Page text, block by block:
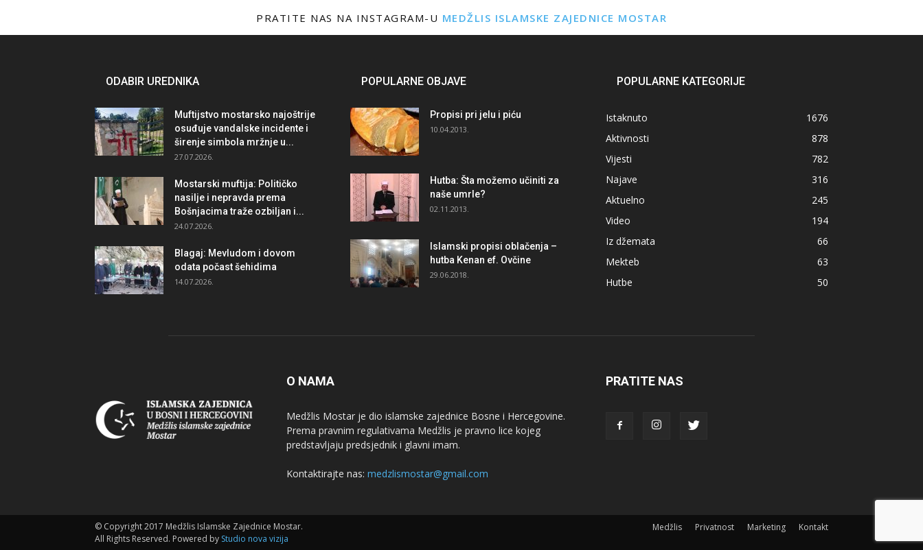
PRATITE NAS NA INSTAGRAM-U MEDŽLIS ISLAMSKE ZAJEDNICE MOSTAR
ODABIR UREDNIKA
Muftijstvo mostarsko najoštrije
osuđuje vandalske incidente i
širenje simbola mržnje u...
27.07.2026.
Mostarski muftija: Političko
nasilje i nepravda prema
Bošnjacima traže ozbiljan i...
24.07.2026.
Blagaj: Mevludom i dovom
odata počast šehidima
14.07.2026.
POPULARNE OBJAVE
Propisi pri jelu i piću
10.04.2013.
Hutba: Šta možemo učiniti za
naše umrle?
02.11.2013.
Islamski propisi oblačenja –
hutba Kenan ef. Ovčine
29.06.2018.
POPULARNE KATEGORIJE
Istaknuto
1676
Aktivnosti
878
Vijesti
782
Najave
316
Aktuelno
245
Video
194
Iz džemata
66
Mekteb
63
Hutbe
50
O NAMA
Medžlis Mostar je dio islamske zajednice Bosne i Hercegovine.
Prema pravnim regulativama Medžlis je pravno lice kojeg
predstavljaju predsjednik i glavni imam.
Kontaktirajte nas: medzlismostar@gmail.com
PRATITE NAS
Medžlis Privatnost Marketing Kontakt
© Copyright 2017 Medžlis Islamske Zajednice Mostar.
All Rights Reserved. Powered by Studio nova vizija